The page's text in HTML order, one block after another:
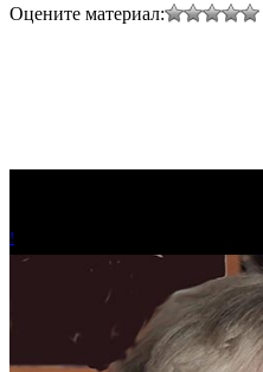
Оцените материал:
!